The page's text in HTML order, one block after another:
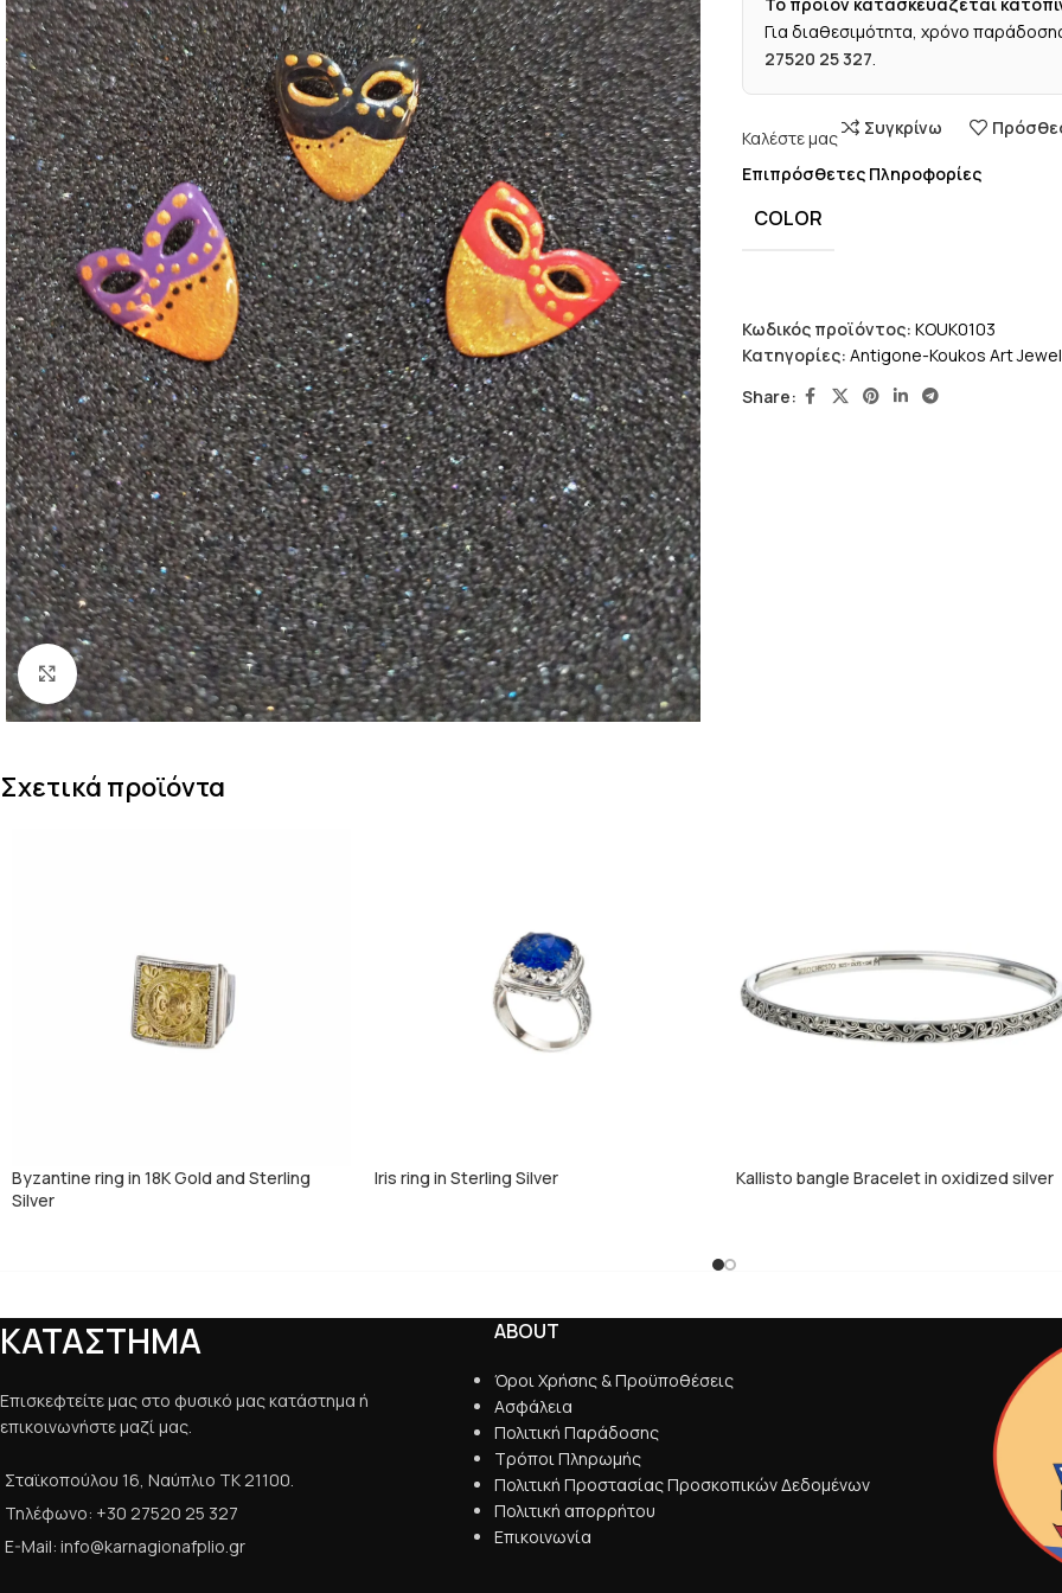
Κάντε κλικ για μεγέθυνση
Για διαθεσιμότητα, χρόνο
27520 25 327.
Καλέστε μας Συγκρίνω
Επιπρόσθετες Πληροφορίες
COLOR
Κωδικός προϊόντος: KOUK0103
Κατηγορίες: Antigone-Koukos Art
Share:
Σχετικά προϊόντα
Byzantine ring in 18K Gold and Sterling
Silver
Iris ring in Sterling Silver Kallisto bangle Bracelet in oxidized silver
ΚΑΤΑΣΤΗΜΑ
Επισκεφτείτε μας στο φυσικό μας κατάστημα ή
επικοινωνήστε μαζί μας.
Σταϊκοπούλου 16, Ναύπλιο ΤΚ 21100.
Τηλέφωνο: +30 27520 25 327
E-Mail: info@karnagionafplio.gr
ABOUT
Όροι Χρήσης & Προϋποθέσεις
Ασφάλεια
Πολιτική Παράδοσης
Τρόποι Πληρωμής
Πολιτική Προστασίας Προσκοπικών Δεδομένων
Πολιτική απορρήτου
Επικοινωνία